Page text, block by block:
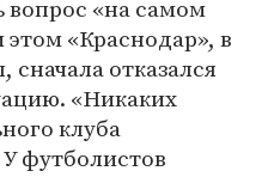
вопрос «на самом
«Краснодар», в
сначала отказался
«Никаких
клуба
футболистов